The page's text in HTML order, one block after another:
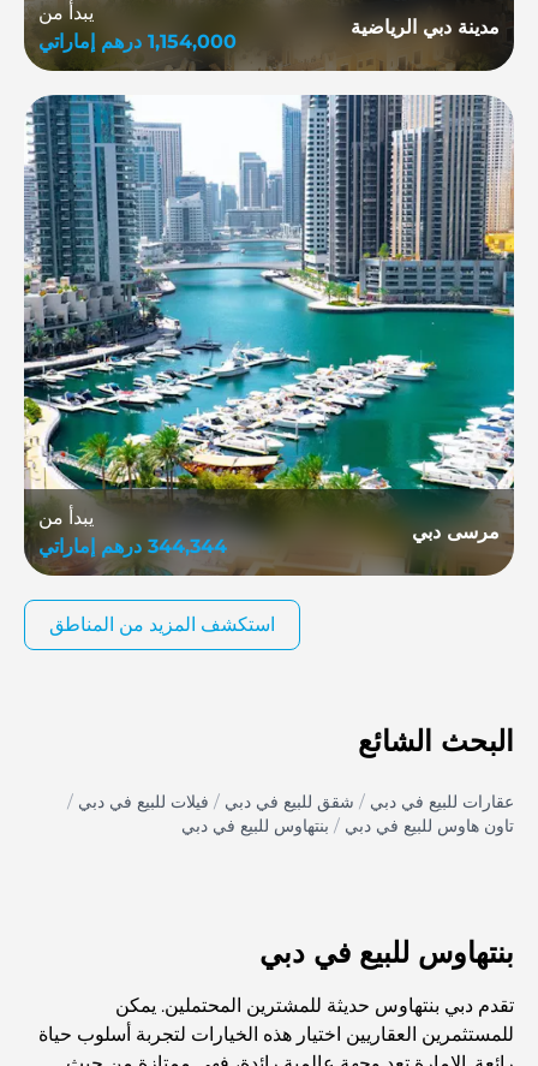
مدينة دبي الرياضية
يبدأ من
1,154,000 درهم إماراتي
مرسى دبي
يبدأ من
344,344 درهم إماراتي
استكشف المزيد من المناطق
البحث الشائع
عقارات للبيع في دبي / شقق للبيع في دبي / فيلات للبيع في دبي /
تاون هاوس للبيع في دبي / بنتهاوس للبيع في دبي
بنتهاوس للبيع في دبي
تقدم دبي بنتهاوس حديثة للمشترين المحتملين. يمكن
للمستثمرين العقاريين اختيار هذه الخيارات لتجربة أسلوب حياة